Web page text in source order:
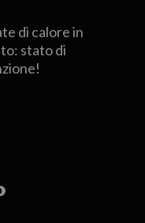
di calore in
stato di